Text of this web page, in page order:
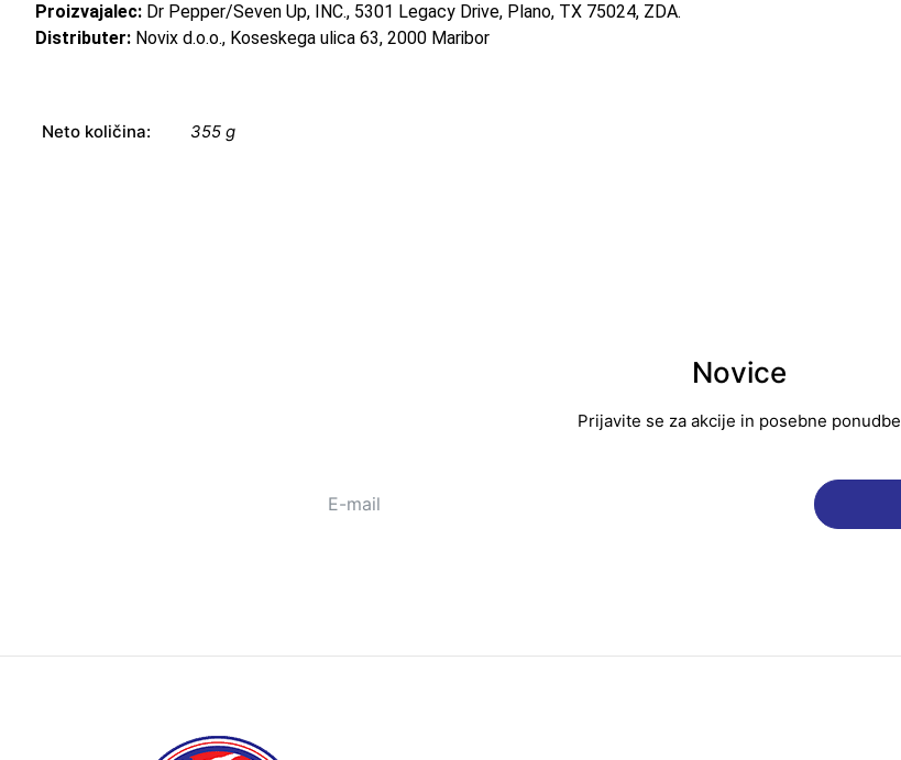
Proizvajalec: Dr Pepper/Seven Up, INC., 5301 Legacy Drive, Plano, TX 75024, ZDA.
Distributer: Novix d.o.o., Koseskega ulica 63, 2000 Maribor
Neto količina: 355 g
Novice
Prijavite se za akcije in posebne ponudbe